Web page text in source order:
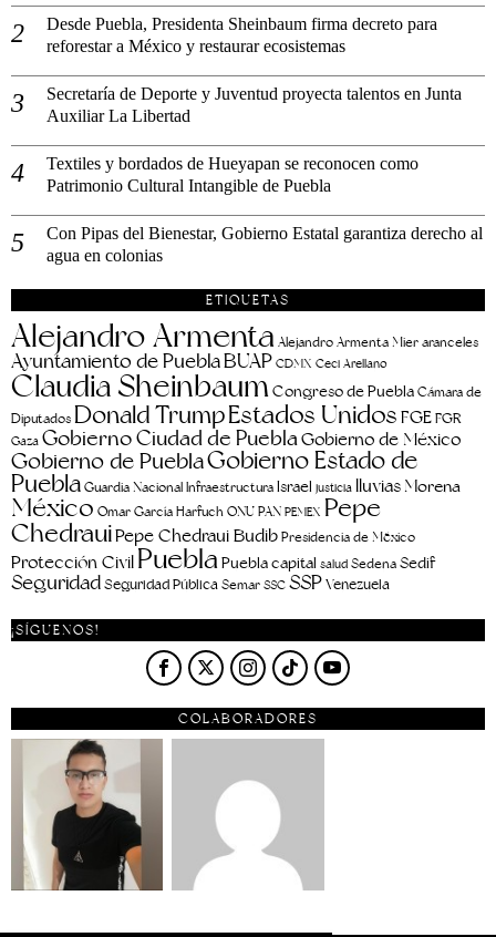
Desde Puebla, Presidenta Sheinbaum firma decreto para
reforestar a México y restaurar ecosistemas
Secretaría de Deporte y Juventud proyecta talentos en Junta
Auxiliar La Libertad
Textiles y bordados de Hueyapan se reconocen como
Patrimonio Cultural Intangible de Puebla
Con Pipas del Bienestar, Gobierno Estatal garantiza derecho al
agua en colonias
ETIQUETAS
Alejandro Armenta Alejandro Armenta Mier aranceles
Ayuntamiento de PueblaBUAP CDMX Ceci Arellano
Claudia SheinbaumCongreso de Puebla Cámara de
Diputados Donald TrumpEstados Unidos FGEFGR
Gaza Gobierno Ciudad de PueblaGobierno de México
Gobierno de PueblaGobierno Estado de
PueblaGuardia Nacional Infraestructura Israel justicia lluviasMorena
México Omar García Harfuch ONU PAN PEMEX Pepe
ChedrauiPepe Chedraui BudibPresidencia de México
Protección Civil PueblaPuebla capital salud Sedena Sedif
SeguridadSeguridad Pública Semar SSC SSPVenezuela
¡SÍGUENOS!
COLABORADORES